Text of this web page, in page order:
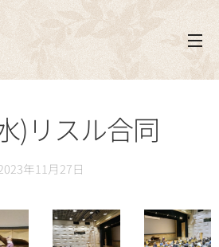
)リスル合同
年11月27日